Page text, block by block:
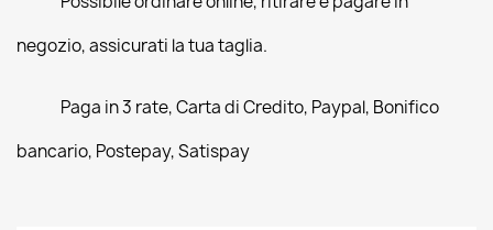
negozio, assicurati la tua taglia.
Paga in 3 rate, Carta di Credito, Paypal, Bonifico
bancario, Postepay, Satispay